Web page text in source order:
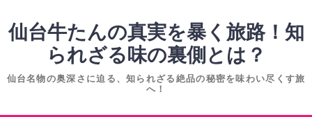
ン
ツ
仙台牛たんの真実を暴く旅路！知
られざる味の裏側とは？
仙台名物の奥深さに迫る、知られざる絶品の秘密を味わい尽くす旅
へ！